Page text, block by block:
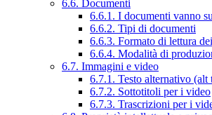
6.6. Documenti
6.6.1. I documenti vanno
6.6.2. Tipi di documenti
6.6.3. Formato di lettura
6.6.4. Modalità di
6.7. Immagini e video
6.7.1. Testo alternativo
6.7.2. Sottotitoli per i video
6.7.3. Trascrizioni per i